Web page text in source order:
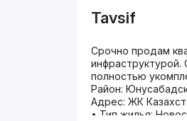
Tavsif
Срочно продам
полностью
Район:
Адрес: ЖК
• Тип жилья: